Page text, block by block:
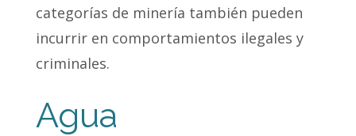
categorías de minería también pueden
incurrir en comportamientos ilegales y
criminales.
Agua